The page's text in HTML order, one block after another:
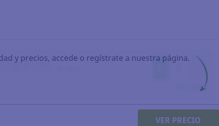
y precios, accede o regístrate a nuestra página.
VER PRECIO